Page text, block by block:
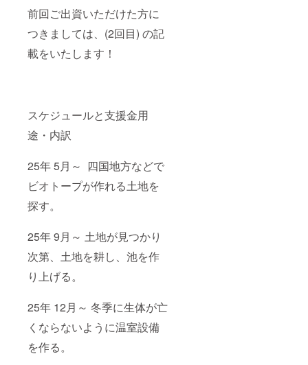
前回ご出資いただけた方に
つきましては、(2回目) の記
載をいたします！
スケジュールと支援金用
途・内訳
25年 5月～ 四国地方などで
ビオトープが作れる土地を
探す。
25年 9月～ 土地が見つかり
次第、土地を耕し、池を作
り上げる。
25年 12月～ 冬季に生体が亡
くならないように温室設備
を作る。